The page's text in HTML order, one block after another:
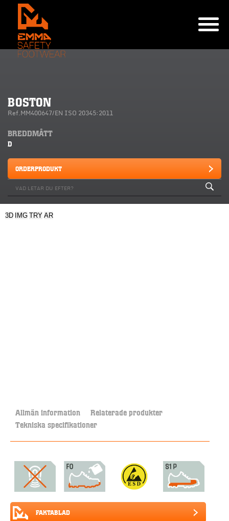
BOSTON
Ref.MM400647/EN ISO 20345:2011
BREDDMÅTT
D
ORDERPRODUKT
3D IMG TRY AR
Allmän information Relaterade produkter
Tekniska specifikationer
FAKTABLAD